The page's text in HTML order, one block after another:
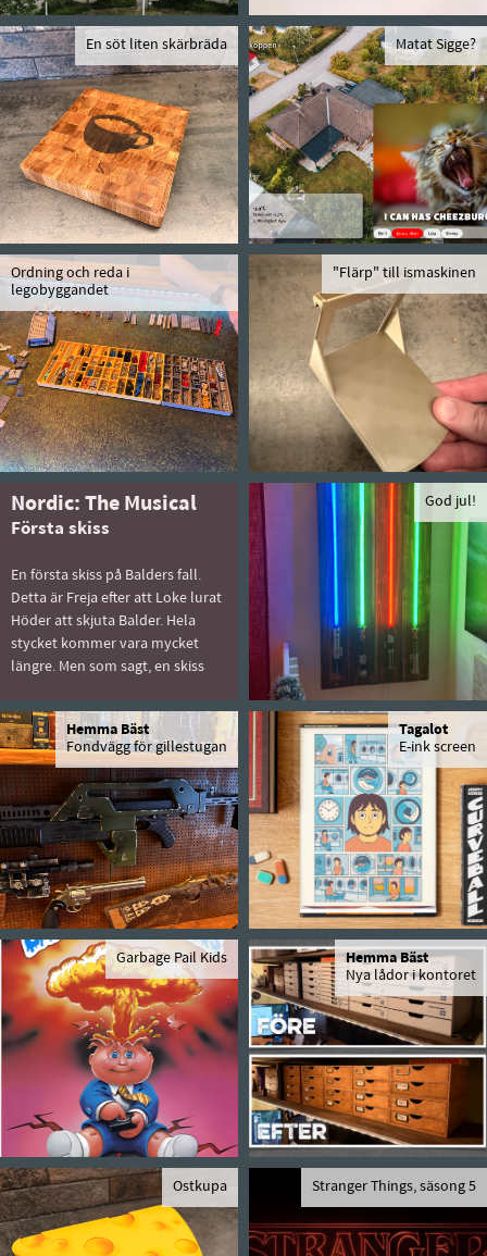
En söt liten skärbräda Matat Sigge?
Ordning och reda i
legobyggandet
"Flärp" till ismaskinen
Nordic: The Musical
Första skiss
En första skiss på Balders fall.
Detta är Freja efter att Loke lurat
Höder att skjuta Balder. Hela
stycket kommer vara mycket
längre. Men som sagt, en skiss
God jul!
Hemma Bäst
Fondvägg för gillestugan
Tagalot
E-ink screen
Garbage Pail Kids
Hemma Bäst
Nya lådor i kontoret
Ostkupa Stranger Things, säsong 5